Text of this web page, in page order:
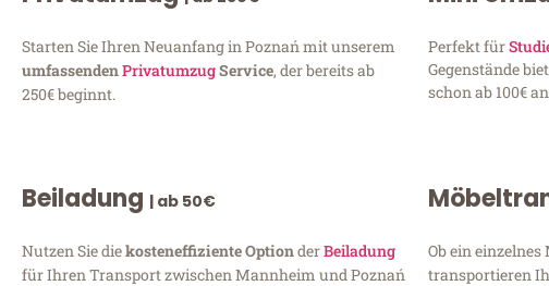
Starten Sie Ihren Neuanfang in Poznań mit unserem
umfassendenPrivatumzugService, der bereits ab
250€ beginnt.
Perfekt für
Gegenstände
schon ab 100€
Beiladung | ab 50€
Nutzen Sie diekosteneffiziente OptionderBeiladung
für Ihren Transport zwischen Mannheim und Poznań
Ob ein
transportieren